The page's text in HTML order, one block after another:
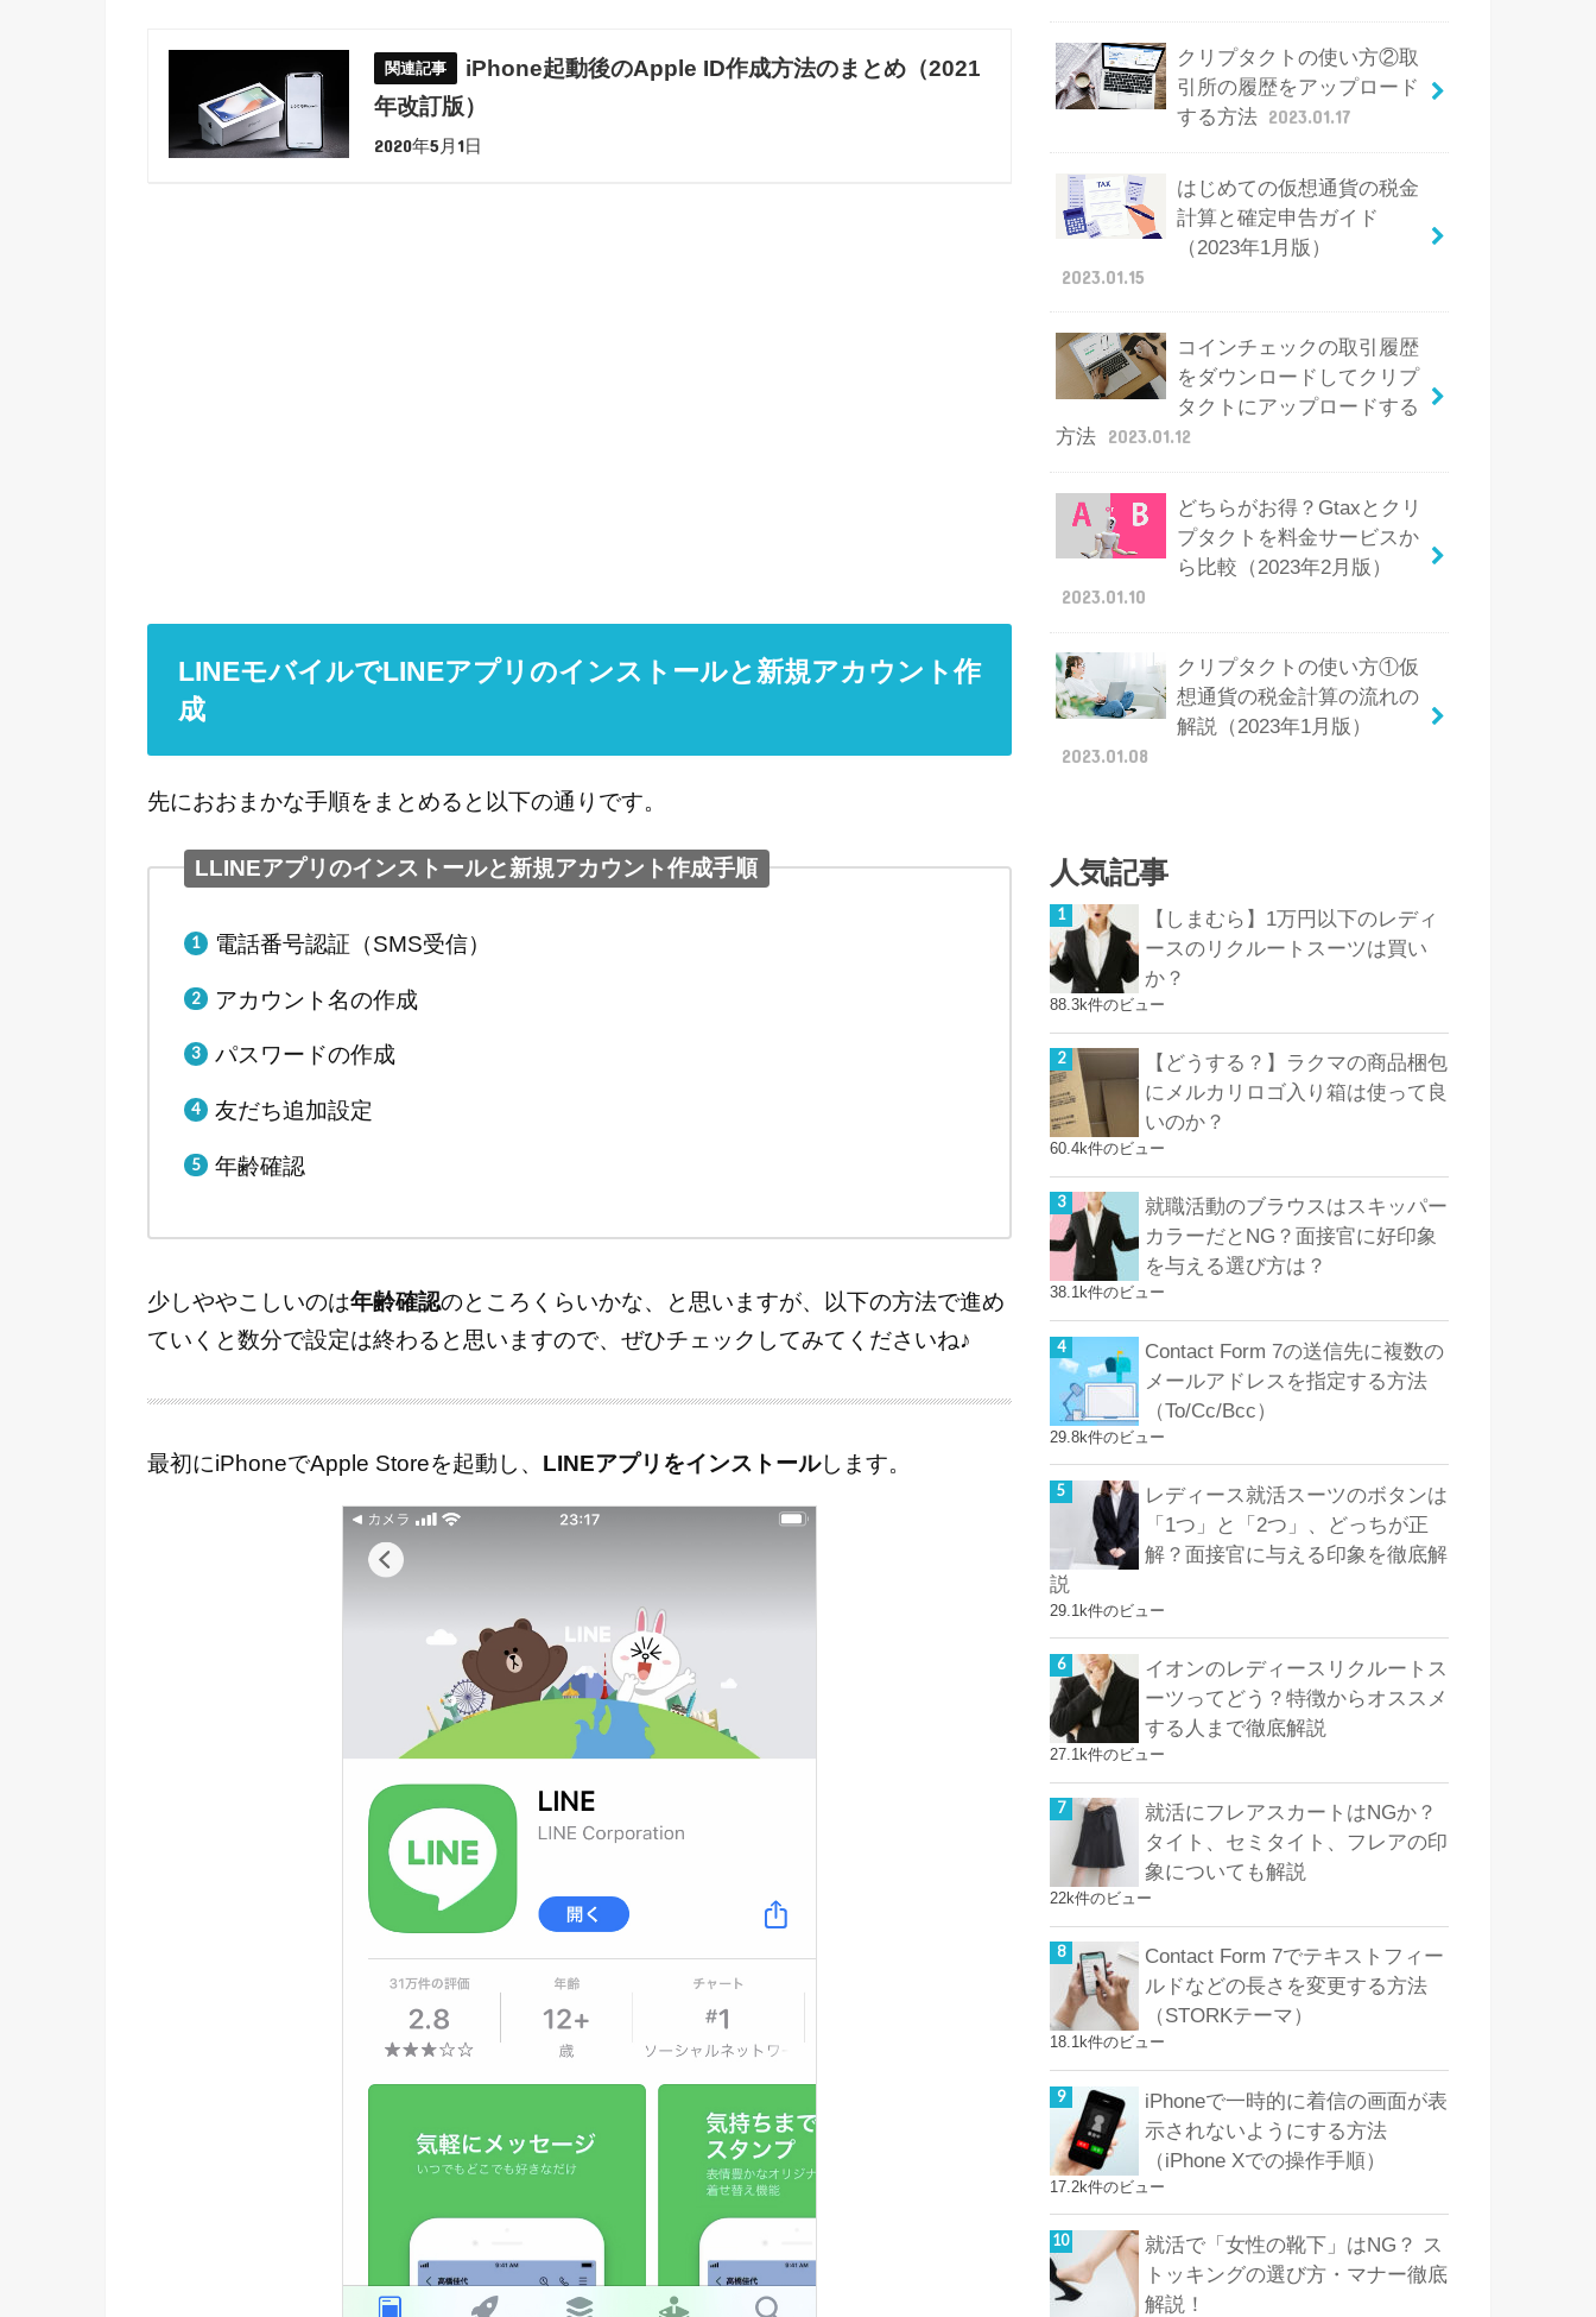
iPhone起動後のApple ID作成方法のまとめ（2021
年改訂版）
2020年5月1日
LINEモバイルでLINEアプリのインストールと新規アカウント作
成
先におおまかな手順をまとめると以下の通りです。
LLINEアプリのインストールと新規アカウント作成手順
電話番号認証（SMS受信）
アカウント名の作成
パスワードの作成
友だち追加設定
年齢確認
少しややこしいのは年齢確認のところくらいかな、と思いますが、以下の方法で進め
ていくと数分で設定は終わると思いますので、ぜひチェックしてみてくださいね♪
最初にiPhoneでApple Storeを起動し、 LINEアプリをインストールします。
クリプタクトの使い方②取
引所の履歴をアップロード
する方法 2023.01.17
はじめての仮想通貨の税金
計算と確定申告ガイド
（2023年1月版）
2023.01.15
コインチェックの取引履歴
をダウンロードしてクリプ
タクトにアップロードする
方法
2023.01.12
どちらがお得？Gtaxとクリ
プタクトを料金サービスか
ら比較（2023年2月版）
2023.01.10
クリプタクトの使い方①仮
想通貨の税金計算の流れの
解説（2023年1月版）
2023.01.08
人気記事
【しまむら】1万円以下のレディ
ースのリクルートスーツは買い
か？
88.3k件のビュー
【どうする？】ラクマの商品梱包
にメルカリロゴ入り箱は使って良
いのか？
60.4k件のビュー
就職活動のブラウスはスキッパー
カラーだとNG？面接官に好印象
を与える選び方は？
38.1k件のビュー
Contact Form 7の送信先に複数の
メールアドレスを指定する方法
（To/Cc/Bcc）
29.8k件のビュー
レディース就活スーツのボタンは
「1つ」と「2つ」、どっちが正
解？面接官に与える印象を徹底解
説
29.1k件のビュー
イオンのレディースリクルートス
ーツってどう？特徴からオススメ
する人まで徹底解説
27.1k件のビュー
就活にフレアスカートはNGか？
タイト、セミタイト、フレアの印
象についても解説
22k件のビュー
Contact Form 7でテキストフィー
ルドなどの長さを変更する方法
（STORKテーマ）
18.1k件のビュー
iPhoneで一時的に着信の画面が表
示されないようにする方法
（iPhone Xでの操作手順）
17.2k件のビュー
就活で「女性の靴下」はNG？ ス
トッキングの選び方・マナー徹底
解説！